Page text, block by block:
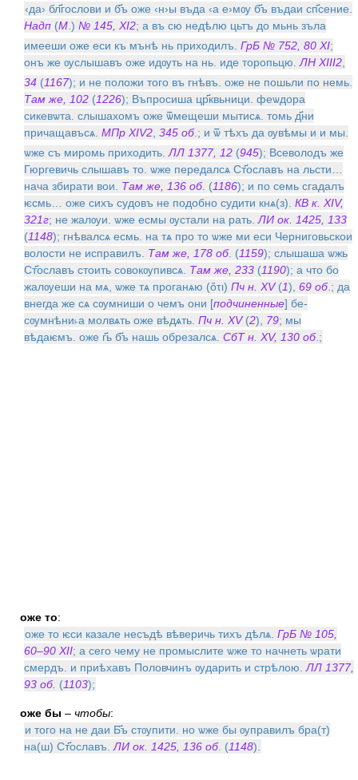
‹да› бл҃гослови и б҃ъ оже ‹н›ы въда ‹а е›мѹ б҃ъ въдаи сп҃сение.
Надп (М.) № 145, XI2; а въ сю недѣлю цьтъ до мьнь зъла
имееши оже еси къ мънѣ нь приходилъ. ГрБ № 752, 80 XI;
онъ же ѹслышавъ оже идѹть на нь. иде торопьцю. ЛН XIII2
34 (1167); и не положи того въ гнѣвъ. оже не пошьли по немь.
Там же, 102 (1226); Въпросиша цр҃квьници. феѡдора
сикевѡта. слышахомъ оже ѿмещеши мытисѧ. томь д҃ни
причащавъсѧ. МПр XIV2 345 об.; и ѿ тѣхъ да ѹвѣмы и и мы.
ѡже съ миромь приходить. ЛЛ 1377, 12 (945); Всеволодъ же
Гюргевичь слышавъ то. ѡже передалсѧ Ст҃ославъ на льсти…
нача збирати вои. Там же, 136 об. (1186); и по семь сгадалъ
ѥсмь… оже сихъ судовъ не подобно судити кнѧ(з). КВ к. XIV,
321г; не жалѹи. ѡже есмы ѹстали на рать. ЛИ ок. 1425, 133
(1148); гнѣвалсѧ есмь. на тѧ про то ѡже ми еси Черниговьскои
волости не исправилъ. Там же, 178 об. (1159); слышаша ѡжь
Ст҃ославъ стоить совокѹпивсѧ. Там же, 233 (1190); а что бо
жалѹеши на мѧ, ѡже тѧ проганѧю (ὅτι) Пч н. XV(1), 69 об.; да
внегда же сѧ сѹмниши о чемъ они [подчиненные] бе-
сѹмнѣни˫а молвѧть оже вѣдѧть. Пч н. XV(2), 79; мы
вѣдаѥмъ. оже г҃ь б҃ъ нашь обрезалсѧ. СбТ н. XV, 130 об.;
оже то:
оже то ѥси казале несъдѣ вѣверичь тихъ дѣлѧ. ГрБ № 105,
60–90 XII; а сего чему не промыслите ѡже то начнеть ѡрати
смердъ. и приѣхавъ Половчинъ ѹдарить и стрѣлою. ЛЛ 1377,
93 об. (1103);
оже бы – чтобы:
и того на не даи Б҃ъ стѹпити. но ѡже бы ѹправилъ бра(т)
на(ш) Ст҃ославъ. ЛИ ок. 1425, 136 об. (1148).